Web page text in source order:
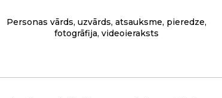
Personas vārds, uzvārds, atsauksme, pieredze,
fotogrāfija, videoieraksts